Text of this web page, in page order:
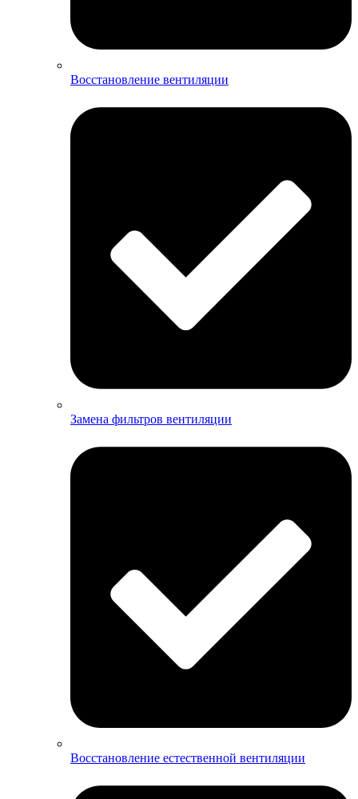
Восстановление вентиляции
Замена фильтров вентиляции
Восстановление естественной вентиляции